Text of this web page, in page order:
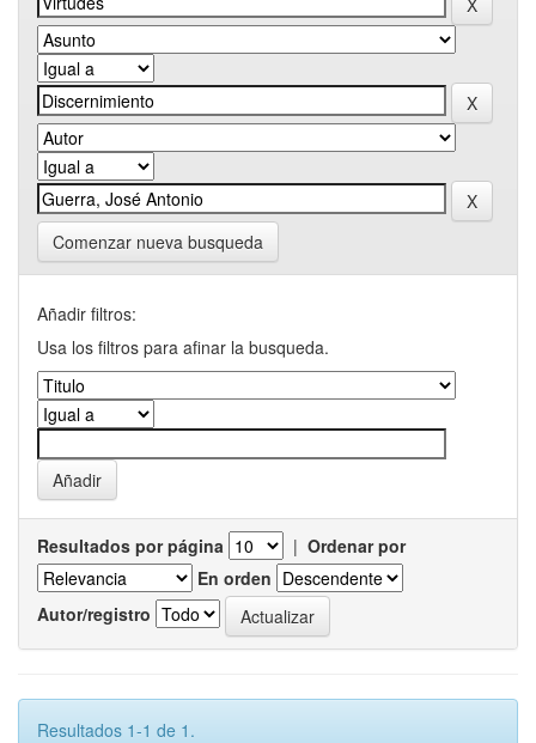
Comenzar nueva busqueda
Añadir filtros:
Usa los filtros para afinar la busqueda.
Resultados por página | Ordenar por
En orden
Autor/registro
Resultados 1-1 de 1.